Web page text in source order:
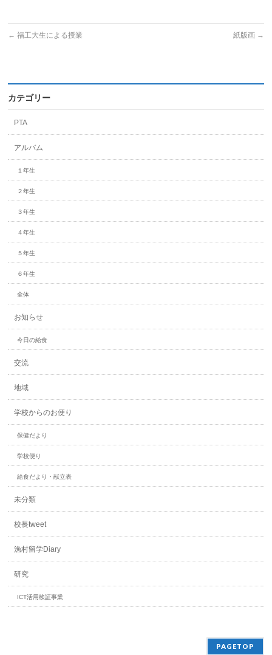
← 福工大生による授業 紙版画 →
カテゴリー
PTA
アルバム
１年生
２年生
３年生
４年生
５年生
６年生
全体
お知らせ
今日の給食
交流
地域
学校からのお便り
保健だより
学校便り
給食だより・献立表
未分類
校長tweet
漁村留学Diary
研究
ICT活用検証事業
PAGETOP